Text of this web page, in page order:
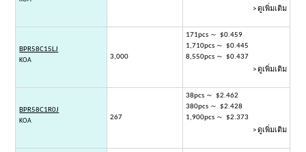
> ดูเพิ่มเติม
BPR58C15LJ
KOA 3,000
171pcs ～ $0.459
1,710pcs ～ $0.445
8,550pcs ～ $0.437
> ดูเพิ่มเติม
BPR58C1R0J
KOA 267
38pcs ～ $2.462
380pcs ～ $2.428
1,900pcs ～ $2.373
> ดูเพิ่มเติม